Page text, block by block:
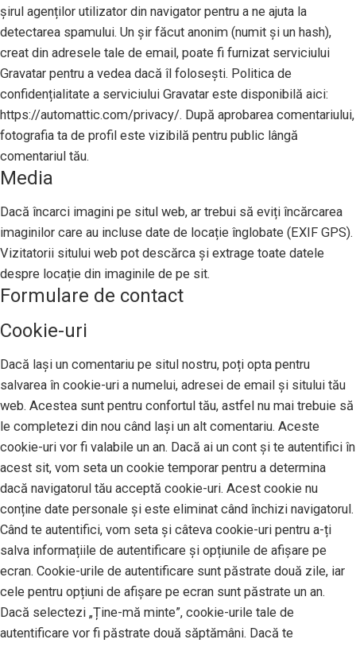
șirul agenților utilizator din navigator pentru a ne ajuta la
detectarea spamului. Un șir făcut anonim (numit și un hash),
creat din adresele tale de email, poate fi furnizat serviciului
Gravatar pentru a vedea dacă îl folosești. Politica de
confidențialitate a serviciului Gravatar este disponibilă aici:
https://automattic.com/privacy/. După aprobarea comentariului,
fotografia ta de profil este vizibilă pentru public lângă
comentariul tău.
Media
Dacă încarci imagini pe situl web, ar trebui să eviți încărcarea
imaginilor care au incluse date de locație înglobate (EXIF GPS).
Vizitatorii sitului web pot descărca și extrage toate datele
despre locație din imaginile de pe sit.
Formulare de contact
Cookie-uri
Dacă lași un comentariu pe situl nostru, poți opta pentru
salvarea în cookie-uri a numelui, adresei de email și sitului tău
web. Acestea sunt pentru confortul tău, astfel nu mai trebuie să
le completezi din nou când lași un alt comentariu. Aceste
cookie-uri vor fi valabile un an. Dacă ai un cont și te autentifici în
acest sit, vom seta un cookie temporar pentru a determina
dacă navigatorul tău acceptă cookie-uri. Acest cookie nu
conține date personale și este eliminat când închizi navigatorul.
Când te autentifici, vom seta și câteva cookie-uri pentru a-ți
salva informațiile de autentificare și opțiunile de afișare pe
ecran. Cookie-urile de autentificare sunt păstrate două zile, iar
cele pentru opțiuni de afișare pe ecran sunt păstrate un an.
Dacă selectezi „Ține-mă minte”, cookie-urile tale de
autentificare vor fi păstrate două săptămâni. Dacă te